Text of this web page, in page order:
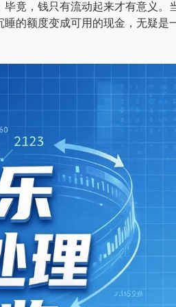
竟，钱只有流动起来才有意义。
的额度变成可用的现金，无疑是